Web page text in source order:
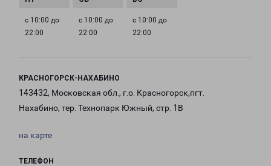
с 10:00 до
22:00
с 10:00 до
22:00
с 10:00 до
22:00
КРАСНОГОРСК-НАХАБИНО
143432, Московская обл., г.о. Красногорск,пгт.
Нахабино, тер. Технопарк Южный, стр. 1В
на карте
ТЕЛЕФОН